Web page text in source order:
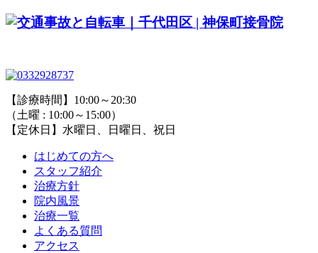
【診療時間】10:00～20:30
（土曜 : 10:00～15:00）
【定休日】水曜日、日曜日、祝日
はじめての方へ
スタッフ紹介
治療方針
院内風景
治療一覧
よくある質問
アクセス